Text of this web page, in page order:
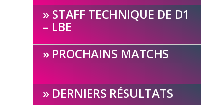
STAFF TECHNIQUE DE D1
– LBE
PROCHAINS MATCHS
DERNIERS RÉSULTATS